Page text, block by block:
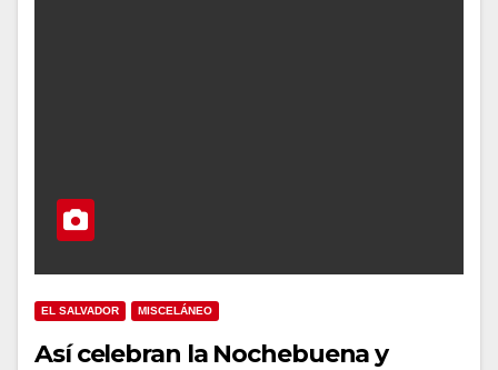
EL SALVADOR MISCELÁNEO
Así celebran la Nochebuena y